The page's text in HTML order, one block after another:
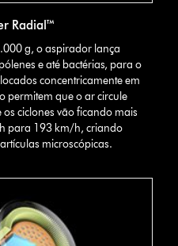
Radial™
g, o aspirador lança
e até bactérias, para o
concentricamente em
permitem que o ar circule
ciclones vão ficando mais
para 193 km/h, criando
microscópicas.